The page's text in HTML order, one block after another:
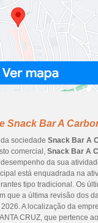
Snack Bar A
sociedade Snack Bar A
comercial, Snack Bar A
da sua
está enquadrada na
tipo tradicional. Os
que a última revisão dos
A localização da
CRUZ, que pertence